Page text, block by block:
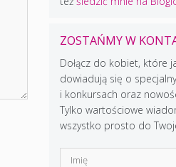
ZOSTAŃMY W
Dołącz do kobiet, które
dowiadują się o
i konkursach oraz
Tylko wartościowe
wszystko prosto do